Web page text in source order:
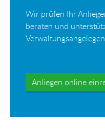
Wir prüfen Ihr
beraten und
Anliegen online